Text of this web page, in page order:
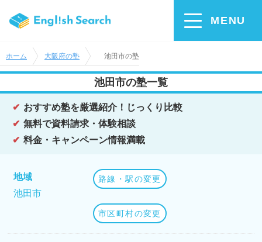
MENU
ホーム 大阪府の塾 池田市の塾
池田市の塾一覧
おすすめ塾を厳選紹介！じっくり比較
無料で資料請求・体験相談
料金・キャンペーン情報満載
地域
池田市
路線・駅の変更
市区町村の変更